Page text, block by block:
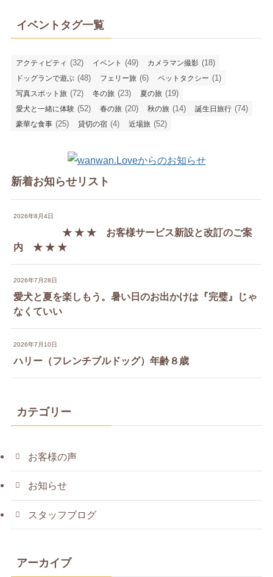
イベントタグ一覧
アクティビティ (32) イベント (49) カメラマン撮影 (18)
ドッグランで遊ぶ (48) フェリー旅 (6) ペットタクシー (1)
写真スポット旅 (72) 冬の旅 (23) 夏の旅 (19)
愛犬と一緒に体験 (52) 春の旅 (20) 秋の旅 (14) 誕生日旅行 (74)
豪華な食事 (25) 貸切の宿 (4) 近場旅 (52)
新着お知らせリスト
2026年8月4日
★ ★ ★ お客様サービス新設と改訂のご案
内 ★ ★ ★
2026年7月28日
愛犬と夏を楽しもう。暑い日のお出かけは『完璧』じゃ
なくていい
2026年7月10日
ハリー（フレンチブルドッグ）年齢８歳
カテゴリー
お客様の声
お知らせ
スタッフブログ
アーカイブ